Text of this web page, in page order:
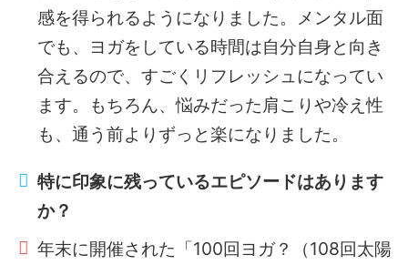
感を得られるようになりました。メンタル面
でも、ヨガをしている時間は自分自身と向き
合えるので、すごくリフレッシュになってい
ます。もちろん、悩みだった肩こりや冷え性
も、通う前よりずっと楽になりました。
特に印象に残っているエピソードはあります
か？
年末に開催された「100回ヨガ？（108回太陽